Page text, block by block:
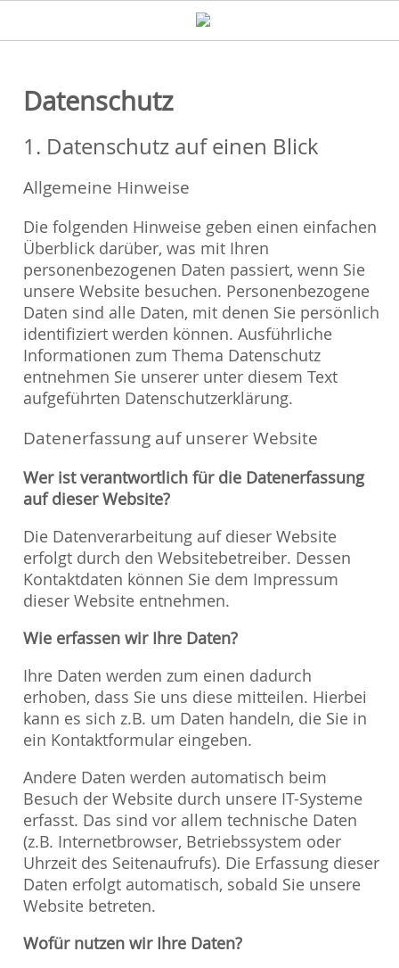
Datenschutz
1. Datenschutz auf einen Blick
Allgemeine Hinweise
Die folgenden Hinweise geben einen einfachen
Überblick darüber, was mit Ihren
personenbezogenen Daten passiert, wenn Sie
unsere Website besuchen. Personenbezogene
Daten sind alle Daten, mit denen Sie persönlich
identifiziert werden können. Ausführliche
Informationen zum Thema Datenschutz
entnehmen Sie unserer unter diesem Text
aufgeführten Datenschutzerklärung.
Datenerfassung auf unserer Website
Wer ist verantwortlich für die Datenerfassung
auf dieser Website?
Die Datenverarbeitung auf dieser Website
erfolgt durch den Websitebetreiber. Dessen
Kontaktdaten können Sie dem Impressum
dieser Website entnehmen.
Wie erfassen wir Ihre Daten?
Ihre Daten werden zum einen dadurch
erhoben, dass Sie uns diese mitteilen. Hierbei
kann es sich z.B. um Daten handeln, die Sie in
ein Kontaktformular eingeben.
Andere Daten werden automatisch beim
Besuch der Website durch unsere IT-Systeme
erfasst. Das sind vor allem technische Daten
(z.B. Internetbrowser, Betriebssystem oder
Uhrzeit des Seitenaufrufs). Die Erfassung dieser
Daten erfolgt automatisch, sobald Sie unsere
Website betreten.
Wofür nutzen wir Ihre Daten?